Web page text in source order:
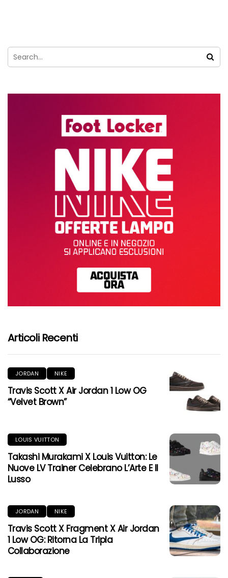
Articoli Recenti
JORDAN NIKE
Travis Scott X Air Jordan 1 Low OG
“Velvet Brown”
LOUIS VUITTON
Takashi Murakami X Louis Vuitton: Le
Nuove LV Trainer Celebrano L’Arte E Il
Lusso
JORDAN NIKE
Travis Scott X Fragment X Air Jordan
1 Low OG: Ritorna La Tripla
Collaborazione